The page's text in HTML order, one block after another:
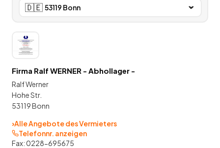
🇩🇪
Firma Ralf WERNER - Abhollager -
Ralf Werner
Hohe Str.
53119 Bonn
›Alle Angebote des Vermieters
Telefonnr. anzeigen
Fax:0228-695675